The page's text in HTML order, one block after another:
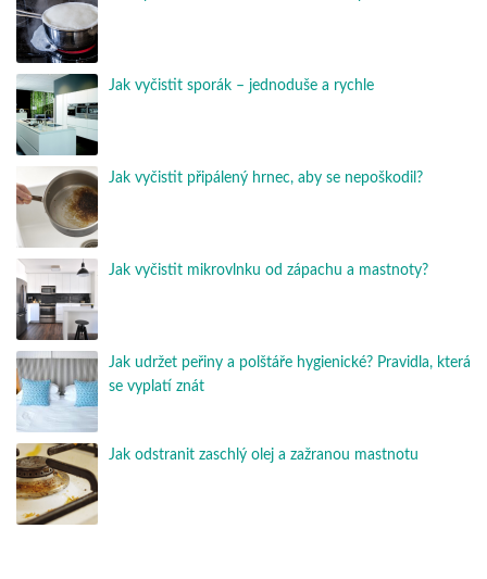
Jak vyčistit sporák – jednoduše a rychle
Jak vyčistit připálený hrnec, aby se nepoškodil?
Jak vyčistit mikrovlnku od zápachu a mastnoty?
Jak udržet peřiny a polštáře hygienické? Pravidla, která
se vyplatí znát
Jak odstranit zaschlý olej a zažranou mastnotu